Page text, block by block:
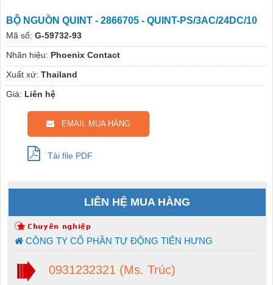
BỘ NGUỒN QUINT - 2866705 - QUINT-PS/3AC/24DC/10
Mã số: G-59732-93
Nhãn hiệu: Phoenix Contact
Xuất xứ: Thailand
Giá: Liên hệ
EMAIL MUA HÀNG
Tải file PDF
LIÊN HỆ MUA HÀNG
CÔNG TY CỔ PHẦN TỰ ĐỘNG TIẾN HƯNG
0931232321 (Ms. Trúc)